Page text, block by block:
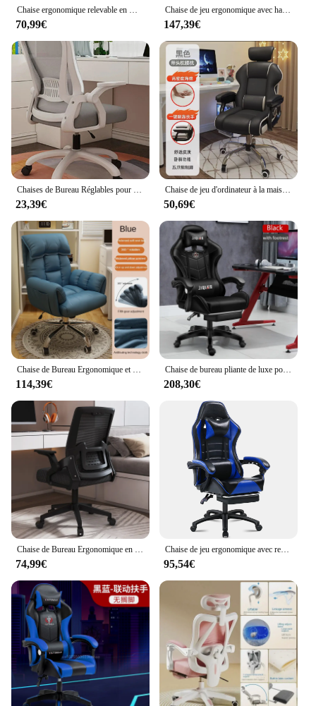
Chaise ergonomique relevable en maille pour le bureau, chaise de jeu de pied, siège réglable, soutien lombaire 3D, bureau à percussion, E-Sports Offense, Pro SemiVer
70,99€
Chaise de jeu ergonomique avec haut-parleur Bluetooth et lumières LED, chaise de bureau, accoudoirs réglables, repos au sauna, soutien lombaire, massage, recommandé
147,39€
Chaises de Bureau Réglables pour Ordinateur, avec Bras Rabattables et Support Lombaire, Chaise Inclinable Ergonomique, Mobilier de Maison
23,39€
Chaise de jeu d'ordinateur à la maison confortable pour adultes et étudiants, dossier haut pour diffuseurs, chaise de bureau de levage de prêt Tatparesseux
50,69€
114,39€
Chaise de bureau pliante de luxe pour les joueurs, meubles d'amour, canapé de couple, fauteuil d'ordinateur, tabouret, lit, chaise de jeu
208,30€
74,99€
Chaise de jeu ergonomique avec repose-pieds, chaises de jeu vidéo en cuir PU pour adultes, chaise de joueur inclinable, chaise de bureau
95,54€